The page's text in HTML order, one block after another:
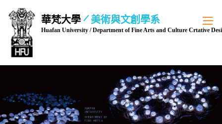
到
要
內
容
華梵大學 美術與文創學系
Huafan University / Department of Fine Arts and Culture Crtative